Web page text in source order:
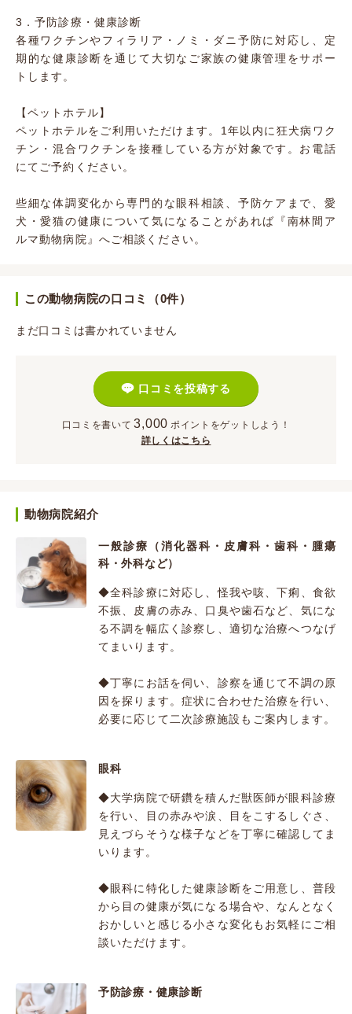
3．予防診療・健康診断
各種ワクチンやフィラリア・ノミ・ダニ予防に対応し、定
期的な健康診断を通じて大切なご家族の健康管理をサポー
トします。
【ペットホテル】
ペットホテルをご利用いただけます。1年以内に狂犬病ワク
チン・混合ワクチンを接種している方が対象です。お電話
にてご予約ください。
些細な体調変化から専門的な眼科相談、予防ケアまで、愛
犬・愛猫の健康について気になることがあれば『南林間ア
ルマ動物病院』へご相談ください。
この動物病院の口コミ（0件）
まだ口コミは書かれていません
口コミを投稿する
口コミを書いて 3,000 ポイント をゲットしよう！
詳しくはこちら
動物病院紹介
一般診療（消化器科・皮膚科・歯科・腫瘍
科・外科など）
◆全科診療に対応し、怪我や咳、下痢、食欲
不振、皮膚の赤み、口臭や歯石など、気にな
る不調を幅広く診察し、適切な治療へつなげ
てまいります。
◆丁寧にお話を伺い、診察を通じて不調の原
因を探ります。症状に合わせた治療を行い、
必要に応じて二次診療施設もご案内します。
眼科
◆大学病院で研鑽を積んだ獣医師が眼科診療
を行い、目の赤みや涙、目をこするしぐさ、
見えづらそうな様子などを丁寧に確認してま
いります。
◆眼科に特化した健康診断をご用意し、普段
から目の健康が気になる場合や、なんとなく
おかしいと感じる小さな変化もお気軽にご相
談いただけます。
予防診療・健康診断